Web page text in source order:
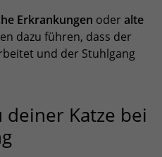
Erkrankungen oder alte
dazu führen, dass der
und der Stuhlgang
deiner Katze bei